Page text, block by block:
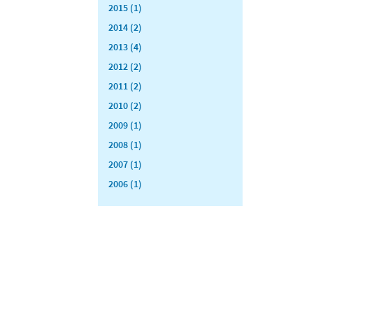
2015 (1)
2014 (2)
2013 (4)
2012 (2)
2011 (2)
2010 (2)
2009 (1)
2008 (1)
2007 (1)
2006 (1)